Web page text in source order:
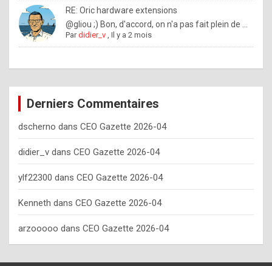
o
w
o
e
y
o
u
s
h
o
RE: Oric hardware extensions
@gliou ;) Bon, d'accord, on n'a pas fait plein de ...
Pardidier_v ,Il y a 2 mois
Derniers Commentaires
dscherno dans CEO Gazette 2026-04
didier_v dans CEO Gazette 2026-04
ylf22300 dans CEO Gazette 2026-04
Kenneth dans CEO Gazette 2026-04
arzooooo dans CEO Gazette 2026-04